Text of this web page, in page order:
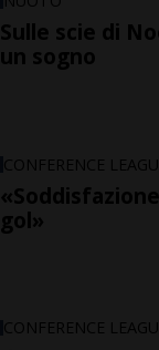
Sulle scie di
un sogno
CONFERENCE
gol»
CONFERENCE